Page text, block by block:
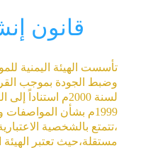
قانون
تأسست الهيئة اليمنية
1999م بشأن
،تتمتع بالشخصية
مستقلة،حيث تعتبر